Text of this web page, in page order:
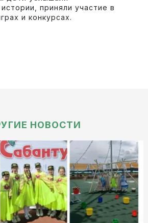
приняли участие в
и конкурсах.
НОВОСТИ